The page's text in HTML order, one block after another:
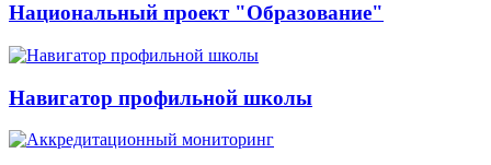
Национальный проект "Образование"
Навигатор профильной школы